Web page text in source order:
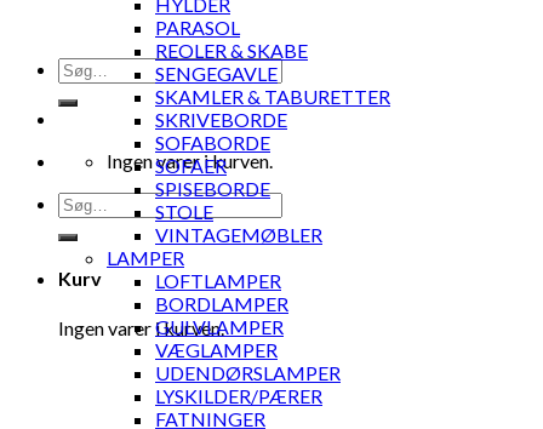
Søg
efter:
Ingen varer i kurven.
Søg
efter:
Kurv
Ingen varer i kurven.
PARASOL
REOLER & SKABE
SENGEGAVLE
SKAMLER & TABURETTER
SKRIVEBORDE
SOFABORDE
SOFAER
SPISEBORDE
STOLE
VINTAGEMØBLER
LAMPER
LOFTLAMPER
BORDLAMPER
GULVLAMPER
VÆGLAMPER
UDENDØRSLAMPER
LYSKILDER/PÆRER
FATNINGER